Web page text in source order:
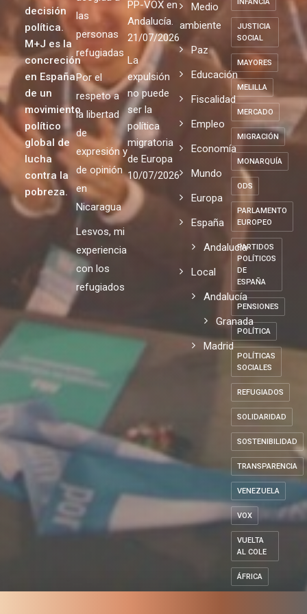
decisión
política.
M+J es la
concreción
en España
de un
movimiento
político
global de
lucha
contra la
pobreza.
las
personas
refugiadas
Por el
respeto a
la libertad
de
expresión y
de opinión
en
Nicaragua
Lesvos, mi
experiencia
con los
refugiados
PP-VOX en
Andalucía.
21/07/2026
La
expulsión
no puede
ser la
política
migratoria
de Europa
10/07/2026
Medio
ambiente
Paz
Educación
Fiscalidad
Empleo
Economía
Mundo
Europa
España
Andalucia
Local
Andalucía
Granada
Madrid
JUSTICIA
SOCIAL
MAYORES
MELILLA
MERCADO
MIGRACIÓN
MONARQUÍA
ODS
PARLAMENTO
EUROPEO
PARTIDOS
POLÍTICOS
DE
ESPAÑA
PENSIONES
POLÍTICA
POLÍTICAS
SOCIALES
REFUGIADOS
SOLIDARIDAD
SOSTENIBILIDAD
TRANSPARENCIA
VENEZUELA
VOX
VUELTA
AL COLE
ÁFRICA